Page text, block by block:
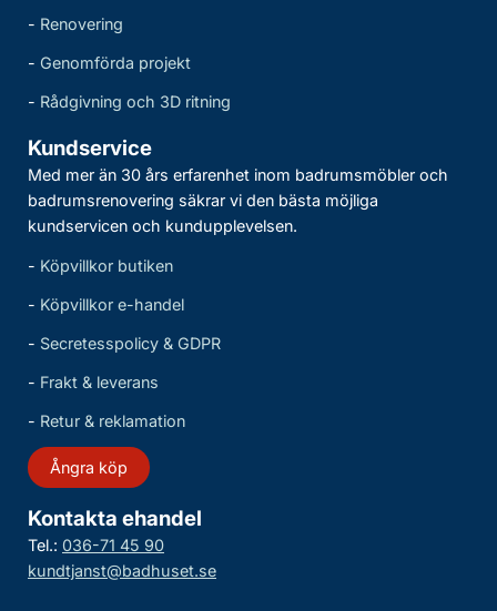
- Renovering
- Genomförda projekt
- Rådgivning och 3D ritning
Kundservice
Med mer än 30 års erfarenhet inom badrumsmöbler och
badrumsrenovering säkrar vi den bästa möjliga
kundservicen och kundupplevelsen.
- Köpvillkor butiken
- Köpvillkor e-handel
- Secretesspolicy & GDPR
- Frakt & leverans
- Retur & reklamation
Ångra köp
Kontakta ehandel
Tel.: 036-71 45 90
kundtjanst@badhuset.se